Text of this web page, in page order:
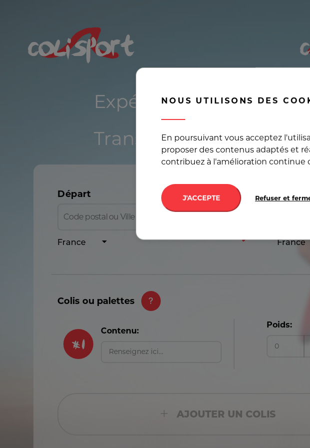
NOUS UTILISONS DES
En poursuivant vous acceptez
proposer des contenus adaptés et
contribuez à l'amélioration continue
J'ACCEPTE Refuser et
Expédier planche de
Transport en France
Départ
France France
Colis ou palettes
#1 Contenu:
Poids:
AJOUTER UN COLIS